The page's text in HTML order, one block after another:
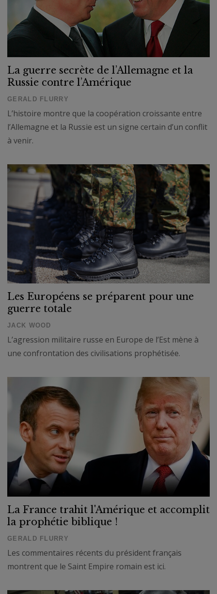
La guerre secrète de l’Allemagne et la
Russie contre l’Amérique
GERALD FLURRY
L’histoire montre que la coopération croissante entre
l’Allemagne et la Russie est un signe certain d’un conflit
à venir.
Les Européens se préparent pour une
guerre totale
JACK WOOD
L’agression militaire russe en Europe de l’Est mène à
une confrontation des civilisations prophétisée.
La France trahit l'Amérique et accomplit
la prophétie biblique !
GERALD FLURRY
Les commentaires récents du président français
montrent que le Saint Empire romain est ici.